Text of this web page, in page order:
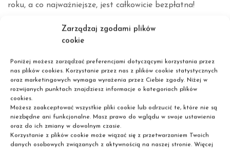
Zarządzaj zgodami plików
cookie
Poniżej możesz zarządzać preferencjami dotyczącymi korzystania przez
nas plików cookies. Korzystanie przez nas z plików cookie statystycznych
oraz marketingowych wymaga wyrażenia przez Ciebie zgody. Niżej w
rozwijanych punktach znajdziesz informacje o kategoriach plików
cookies.
Możesz zaakceptować wszystkie pliki cookie lub odrzucić te, które nie są
niezbędne ani funkcjonalne. Masz prawo do wglądu w swoje ustawienia
oraz do ich zmiany w dowolnym czasie.
Korzystanie z plików cookie może wiązać się z przetwarzaniem Twoich
danych osobowych związanych z aktywnością na naszej stronie. Więcej
roku, a co najważniejsze, jest całkowicie bezpłatna!
Co możemy Wam zaoferować?
wymagań rynku.
Doświadczoną kadrę dydaktyczną.
Możliwość odbycia praktyk w placówkach medycznych.
Dogodne godziny zajęć dla osób pracujących.
Czas na działanie!
Jeśli chcesz zdobyć pewny zawód, zapewnić sobie
stabilność finansową i pracować w branży z przyszłością,